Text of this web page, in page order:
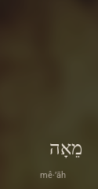
מֵאָה
mê·’āh